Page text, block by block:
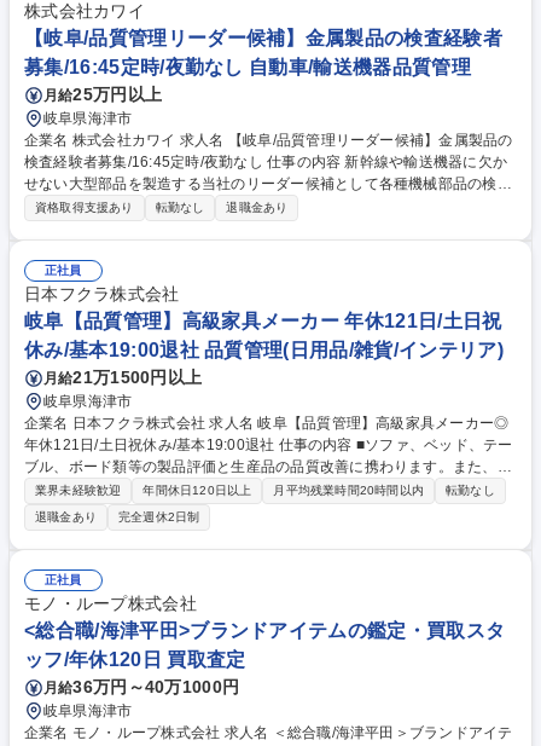
社後】まずは当社が使用している機械の操作方法を覚えていただきます。
先輩社員からのレクチャーを通じ業務を覚えていただいたのち、習熟度に
応じて業務の幅を広げていただきます。 募集職種 ★機械加工★自動車や
スマホ部品の金型加工/数々の特許技術を保有◎
株式会社カワイ
【岐阜/品質管理リーダー候補】金属製品の検査経験者
募集/16:45定時/夜勤なし 自動車/輸送機器品質管理
月給25万円以上
岐阜県海津市
企業名 株式会社カワイ 求人名 【岐阜/品質管理リーダー候補】金属製品の
検査経験者募集/16:45定時/夜勤なし 仕事の内容 新幹線や輸送機器に欠か
せない大型部品を製造する当社のリーダー候補として各種機械部品の検
査・品質管理を担当。設計図面を基にノギスやメジャーを用いて完成品の
状態確認：水漏れや溶接など、大型機械部品の加工状態の検査 ■リーダー
業務：検査体制の最適化、設計・製造部門との連携、メンバーの育成 ★J
R東海様や三菱重工様など大手企業から依頼された重要部品の「品質の
砦」として、リーダーシップを発揮しチームを牽引していただくことを期
待しています。 募集職種 【岐阜/品質管理リーダー候補】金属製品の検査
経験者募集/16:45定時/夜勤なし
資格取得支援あり 転勤なし 退職金あり
正社員
日本フクラ株式会社
岐阜【品質管理】高級家具メーカー 年休121日/土日祝
休み/基本19:00退社 品質管理(日用品/雑貨/インテリア)
月給21万1500円以上
岐阜県海津市
企業名 日本フクラ株式会社 求人名 岐阜【品質管理】高級家具メーカー◎
年休121日/土日祝休み/基本19:00退社 仕事の内容 ■ソファ、ベッド、テー
ブル、ボード類等の製品評価と生産品の品質改善に携わります。また、品
質管理の仕組みの構築もお任せします。 ◎製品の幅広い知識が必要となる
為、知見を広げられる楽しみがあります ・クレーム発生時には、顧客目線
で迅速に対応し、再発防止策を実施して拡大を防ぎます。品質管理におけ
る仕組みの構築については、協力工場の実態に即したISOを基本として仕
組みを構築し、展開していきます。 ・新商品開発段階における品質不具合
リスクの軽減の為、必要な品質評価や試験を行います。また、顧客の満足
度向上に向けた情報収集と品質の改善を関係部署と共に行います。 募集職
種 岐阜【品質管理】高級家具メーカー◎年休121日/土日祝休み/基本19:00
退社
業界未経験歓迎 年間休日120日以上 月平均残業時間20時間以内
転勤なし
退職金あり
完全週休2日制
正社員
モノ・ループ株式会社
<総合職/海津平田>ブランドアイテムの鑑定・買取スタ
ッフ/年休120日 買取査定
月給36万円～40万1000円
岐阜県海津市
企業名 モノ・ループ株式会社 求人名 ＜総合職/海津平田＞ブランドアイテ